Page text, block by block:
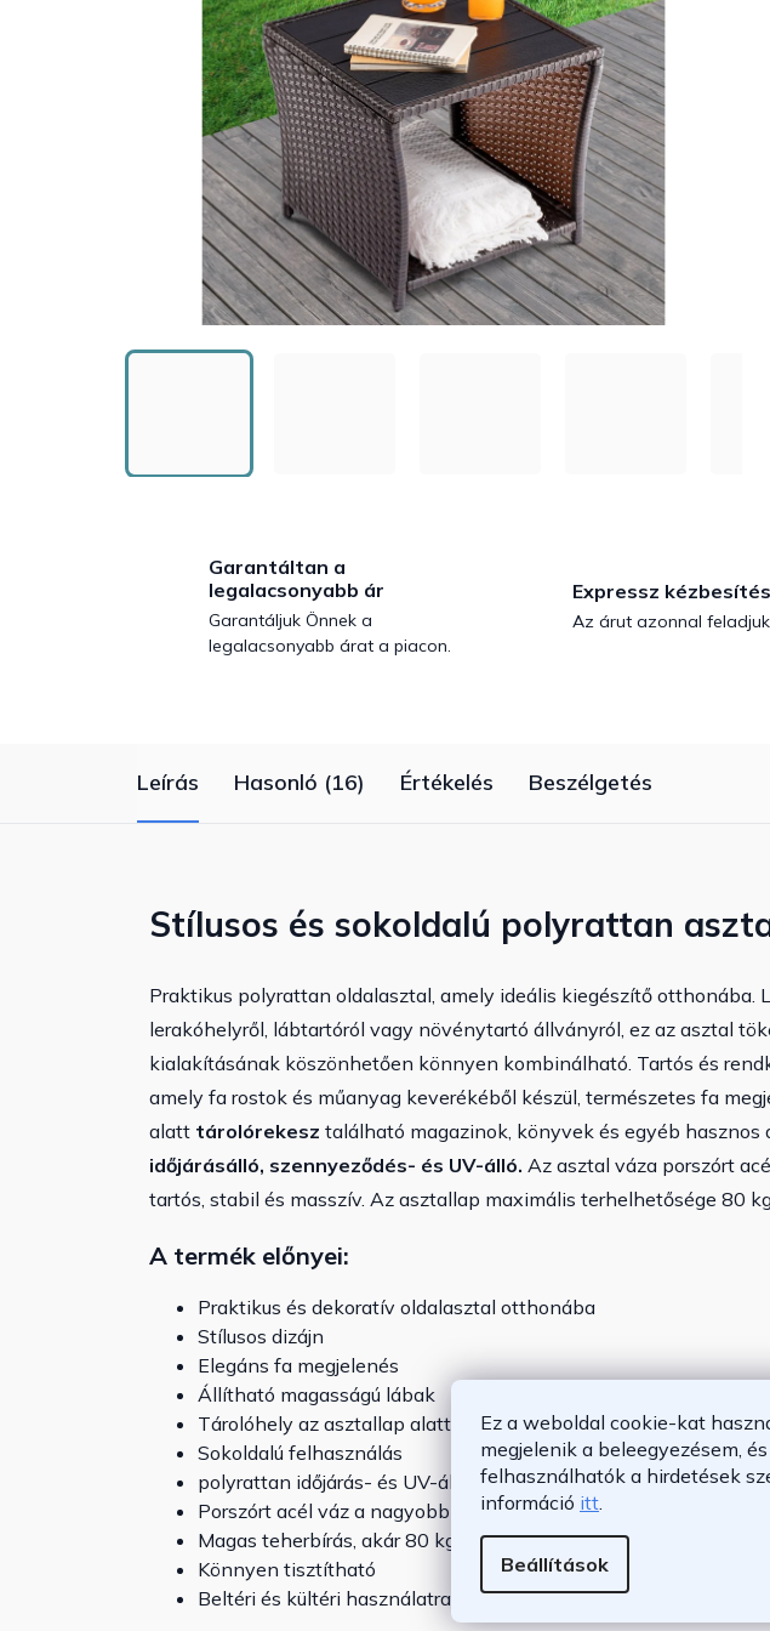
Ez a weboldal cookie-kat
megjelenik a beleegyezésem,
felhasználhatók a hirdetések
információ itt
Beállítások
Garantáltan a
legalacsonyabb ár
Garantáljuk Önnek a
legalacsonyabb árat a piacon.
Expressz kézbesítés
Az árut azonnal
Leírás Hasonló (16) Értékelés Beszélgetés
Stílusos és sokoldalú polyrattan
Praktikus polyrattan oldalasztal, amely ideális kiegészítő otthonába.
lerakóhelyről, lábtartóról vagy növénytartó állványról, ez az asztal
kialakításának köszönhetően könnyen kombinálható. Tartós és
amely fa rostok és műanyag keverékéből készül, természetes fa
alatt tárolórekesz található magazinok, könyvek és egyéb hasznos
időjárásálló, szennyeződés- és UV-álló. Az asztal váza porszórt
tartós, stabil és masszív. Az asztallap maximális terhelhetősége 80
A termék előnyei:
Praktikus és dekoratív oldalasztal otthonába
Stílusos dizájn
Elegáns fa megjelenés
Állítható magasságú lábak
Tárolóhely az asztallap alatt
Sokoldalú felhasználás
polyrattan időjárás- és UV-álló
Porszórt acél váz a nagyobb stabilitásért
Magas teherbírás, akár 80 kg
Könnyen tisztítható
Beltéri és kültéri használatra egyaránt